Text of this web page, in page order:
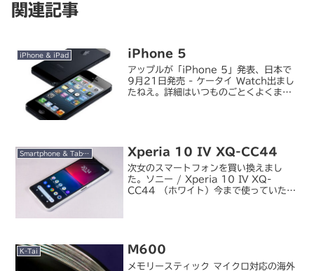
関連記事
iPhone & iPad iPhone 5
アップルが「iPhone 5」発表、日本で
9月21日発売 - ケータイ Watch出まし
たねえ。詳細はいつものごとくよくまと
Smartphone & Tablet Xperia 10 IV XQ-CC44
次女のスマートフォンを買い換えまし
た。ソニー / Xperia 10 IV XQ-
CC44 （ホワイト）今まで使っていたの
K-Tai M600
メモリースティック マイクロ対応の海外